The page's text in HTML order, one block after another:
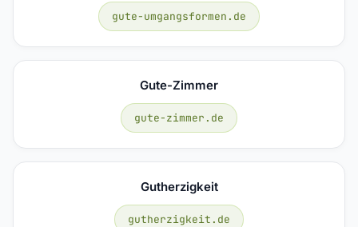
gute-umgangsformen.de
Gute-Zimmer
gute-zimmer.de
Gutherzigkeit
gutherzigkeit.de